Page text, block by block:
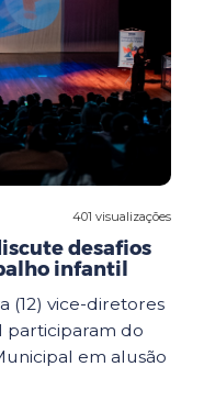
401 visualizações
desafios
infantil
(12) vice-diretores
participaram do
em alusão